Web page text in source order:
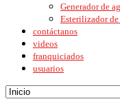
Generador de
Esterilizador
contáctanos
videos
franquiciados
usuarios